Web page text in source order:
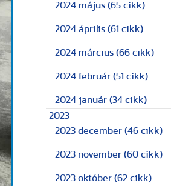
2024 május (65 cikk)
2024 április (61 cikk)
2024 március (66 cikk)
2024 február (51 cikk)
2024 január (34 cikk)
2023
2023 december (46 cikk)
2023 november (60 cikk)
2023 október (62 cikk)